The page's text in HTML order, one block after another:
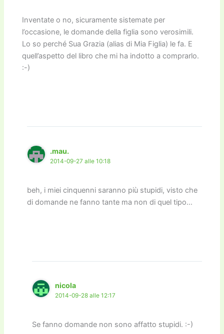
Inventate o no, sicuramente sistemate per
l’occasione, le domande della figlia sono verosimili.
Lo so perché Sua Grazia (alias di Mia Figlia) le fa. E
quell’aspetto del libro che mi ha indotto a comprarlo.
:-)
.mau.
2014-09-27 alle 10:18
beh, i miei cinquenni saranno più stupidi, visto che
di domande ne fanno tante ma non di quel tipo…
nicola
2014-09-28 alle 12:17
Se fanno domande non sono affatto stupidi. :-)